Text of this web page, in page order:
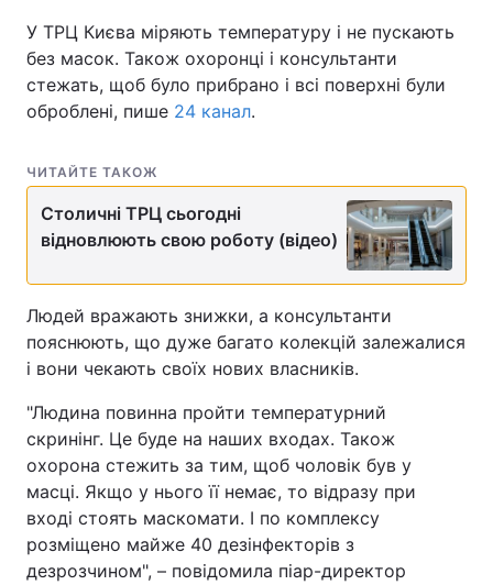
У ТРЦ Києва міряють температуру і не пускають
без масок. Також охоронці і консультанти
стежать, щоб було прибрано і всі поверхні були
оброблені, пише 24 канал.
ЧИТАЙТЕ ТАКОЖ
Столичні ТРЦ сьогодні
відновлюють свою роботу (відео)
Людей вражають знижки, а консультанти
пояснюють, що дуже багато колекцій залежалися
і вони чекають своїх нових власників.
"Людина повинна пройти температурний
скринінг. Це буде на наших входах. Також
охорона стежить за тим, щоб чоловік був у
масці. Якщо у нього її немає, то відразу при
вході стоять маскомати. І по комплексу
розміщено майже 40 дезінфекторів з
дезрозчином", – повідомила піар-директор